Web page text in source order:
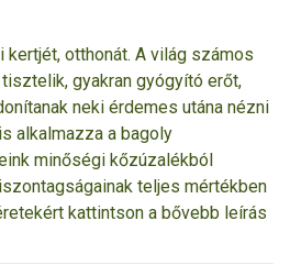
otthonát. A világ számos
gyakran gyógyító erőt,
neki érdemes utána nézni
alkalmazza a bagoly
minőségi kőzúzalékból
teljes mértékben
kattintson a bővebb leírás